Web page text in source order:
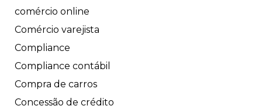
comércio online
Comércio varejista
Compliance
Compliance contábil
Compra de carros
Concessão de crédito